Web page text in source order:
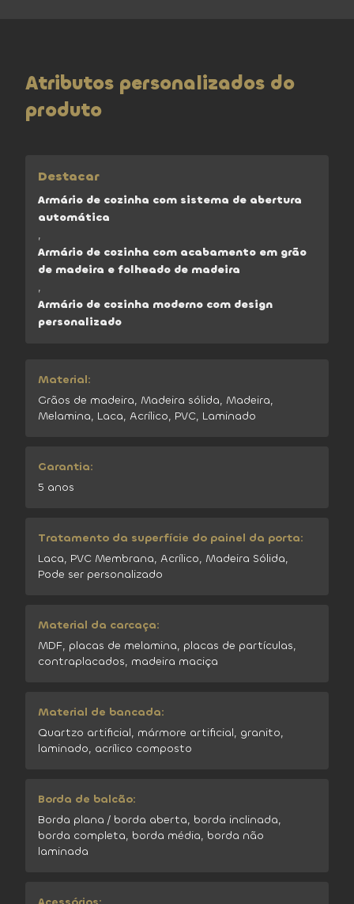
Atributos personalizados do
produto
Destacar
Armário de cozinha com sistema de abertura
automática
,
Armário de cozinha com acabamento em grão
de madeira e folheado de madeira
,
Armário de cozinha moderno com design
personalizado
Material:
Grãos de madeira, Madeira sólida, Madeira,
Melamina, Laca, Acrílico, PVC, Laminado
Garantia:
5 anos
Tratamento da superfície do painel da porta:
Laca, PVC Membrana, Acrílico, Madeira Sólida,
Pode ser personalizado
Material da carcaça:
MDF, placas de melamina, placas de partículas,
contraplacados, madeira maciça
Material de bancada:
Quartzo artificial, mármore artificial, granito,
laminado, acrílico composto
Borda de balcão:
Borda plana / borda aberta, borda inclinada,
borda completa, borda média, borda não
laminada